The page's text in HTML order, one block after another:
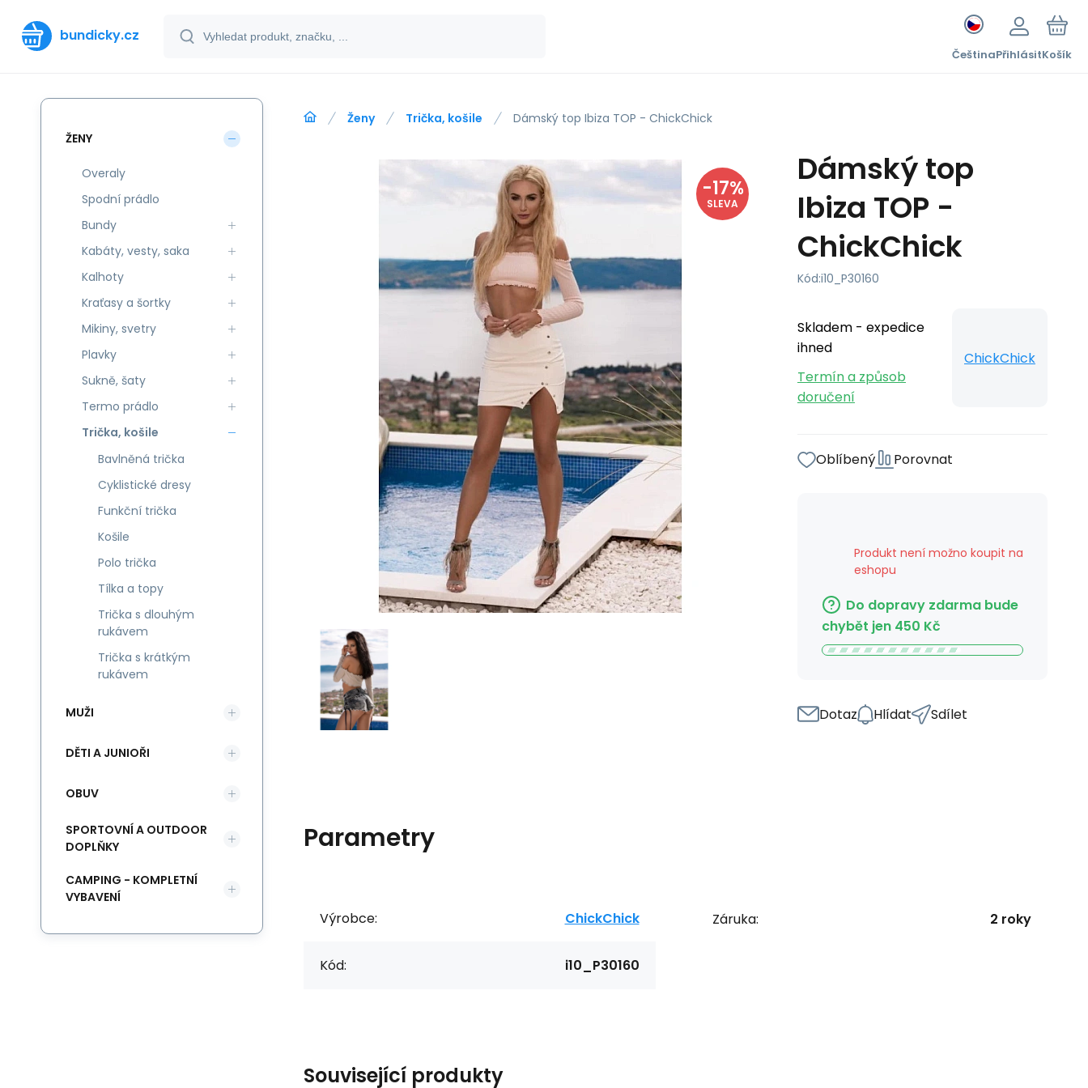
bundicky.cz
ČeštinaPřihlásitKošík
Ženy Trička, košile Dámský top Ibiza TOP - ChickChick
-17%
SLEVA
Dámský top
Ibiza TOP -
ChickChick
Kód:i10_P30160
Skladem - expedice
ihned
Termín a způsob
doručení
ChickChick
Oblíbený Porovnat
Produkt není možno koupit na
eshopu
Do dopravy zdarma bude
chybět jen 450 Kč
Dotaz Hlídat Sdílet
Parametry
Výrobce: ChickChick
Kód: i10_P30160
Záruka: 2 roky
Související produkty
ŽENY
Overaly
Spodní prádlo
Bundy
Kabáty, vesty, saka
Kalhoty
Kraťasy a šortky
Mikiny, svetry
Plavky
Sukně, šaty
Termo prádlo
Trička, košile
Bavlněná trička
Cyklistické dresy
Funkční trička
Košile
Polo trička
Tílka a topy
Trička s dlouhým
rukávem
Trička s krátkým
rukávem
MUŽI
DĚTI A JUNIOŘI
OBUV
SPORTOVNÍ A OUTDOOR
DOPLŇKY
CAMPING - KOMPLETNÍ
VYBAVENÍ